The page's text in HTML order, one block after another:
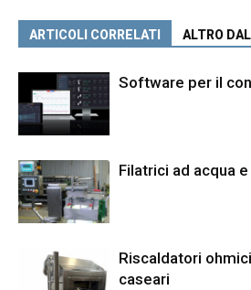
ARTICOLI CORRELATI ALTRO
Software per il
Filatrici ad acqua
Riscaldatori
caseari